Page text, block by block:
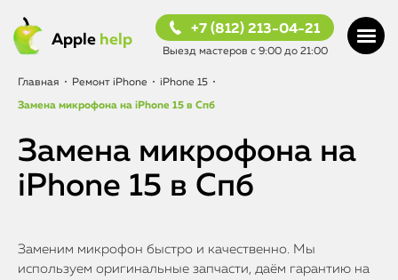
Apple help
+7 (812) 213-04-21
Выезд мастеров с 9:00 до 21:00
Главная • Ремонт iPhone • iPhone 15 •
Замена микрофона на iPhone 15 в Спб
Замена микрофона на
iPhone 15 в Спб
Заменим микрофон быстро и качественно. Мы
используем оригинальные запчасти, даём гарантию на